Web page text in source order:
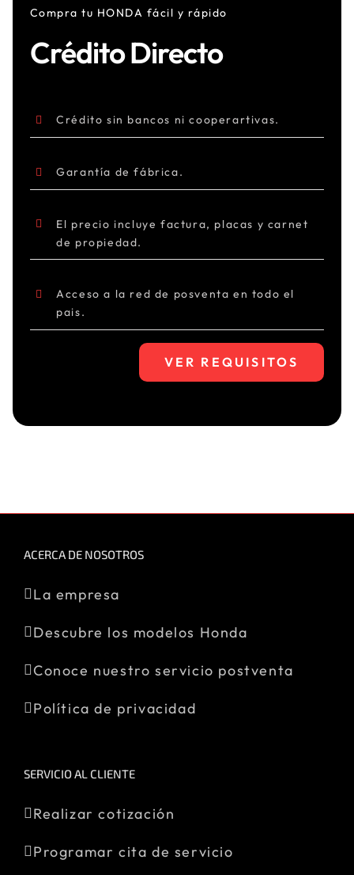
Compra tu HONDA fácil y rápido
Crédito Directo
Crédito sin bancos ni cooperartivas.
Garantía de fábrica.
El precio incluye factura, placas y carnet
de propiedad.
Acceso a la red de posventa en todo el
pais.
VER REQUISITOS
ACERCA DE NOSOTROS
La empresa
Descubre los modelos Honda
Conoce nuestro servicio postventa
Política de privacidad
SERVICIO AL CLIENTE
Realizar cotización
Programar cita de servicio